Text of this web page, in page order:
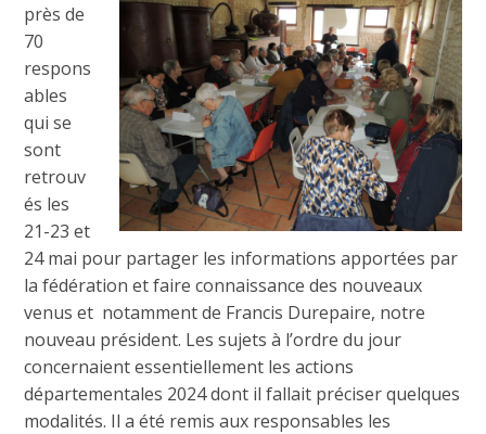
près de
70
respons
ables
qui se
sont
retrouv
és les
21-23 et
24 mai pour partager les informations apportées par
la fédération et faire connaissance des nouveaux
venus et notamment de Francis Durepaire, notre
nouveau président. Les sujets à l’ordre du jour
concernaient essentiellement les actions
départementales 2024 dont il fallait préciser quelques
modalités. Il a été remis aux responsables les